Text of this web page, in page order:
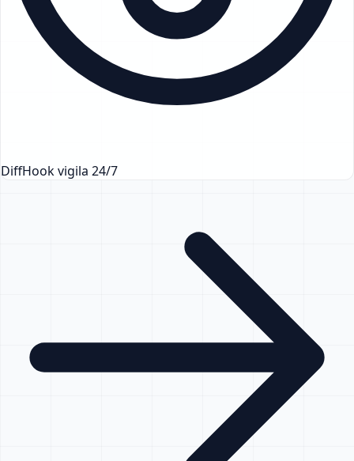
DiffHook vigila 24/7